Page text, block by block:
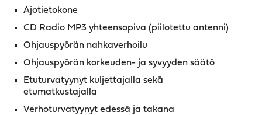
Ajotietokone
CD Radio MP3 yhteensopiva (piilotettu antenni)
Ohjauspyörän nahkaverhoilu
Ohjauspyörän korkeuden- ja syvyyden säätö
Etuturvatyynyt kuljettajalla sekä
etumatkustajalla
Verhoturvatyynyt edessä ja takana